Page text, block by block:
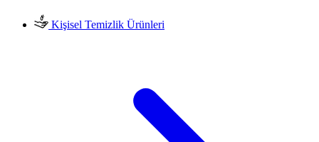
Kişisel Temizlik Ürünleri